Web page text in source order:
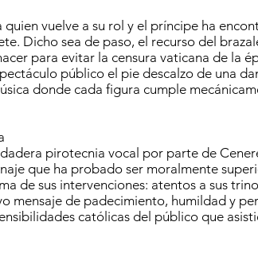
vuelve a su rol y el príncipe ha
Dicho sea de paso, el recurso del
para evitar la censura vaticana de la
público el pie descalzo de una
donde cada figura cumple
pirotecnia vocal por parte de
que ha probado ser moralmente
de sus intervenciones: atentos a sus
mensaje de padecimiento, humildad y
católicas del público que